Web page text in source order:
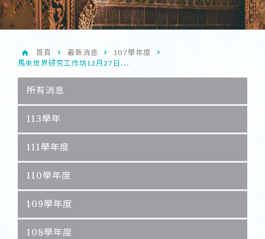
首頁 最新消息
107學年度
馬來世界研究工作坊12月27日...
所有消息
113學年
111學年度
110學年度
109學年度
108學年度